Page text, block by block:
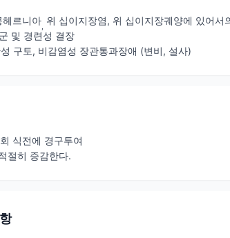
헤르니아, 위 십이지장염, 위 십이지장궤양에 있어
및 경련성 결장
구토, 비감염성 장관통과장애 (변비, 설사)
식전에 경구투여
절히 증감한다.